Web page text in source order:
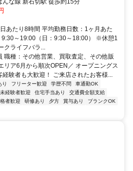
な線 新石切駅 徒歩約15分
あたり8時間 平均勤務日数：1ヶ月あた
9:30～19:00（日：9:30～18:00） ※休憩1
クライフバラ...
職種：その他営業、買取査定、その他販
リア6月から順次OPEN／ オープニングス
験者も大歓迎！ ご来店されたお客様...
り フリーター歓迎 学歴不問
車通勤OK
未経験者歓迎 住宅手当あり
交通費全額支給
者歓迎 研修あり 夕方 賞与あり
ブランクOK